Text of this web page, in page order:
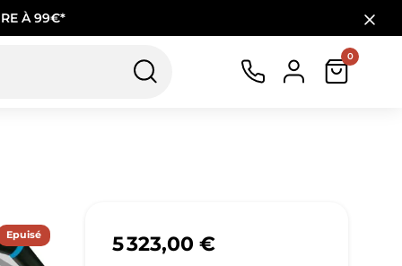
À 99€*
0
Epuisé 5 323,00 €